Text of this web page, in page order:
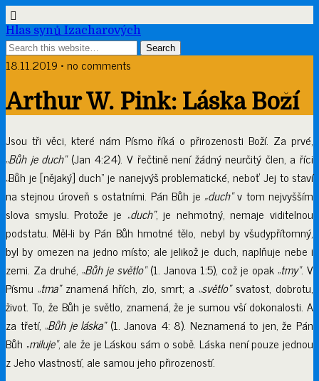
Hlas synů Izacharových
18.11.2019 • no comments
Arthur W. Pink: Láska Boží
Jsou tři věci, které nám Písmo říká o přirozenosti Boží. Za prvé,
„Bůh je duch“(Jan 4:24). V řečtině není žádný neurčitý člen, a říci
„Bůh je [nějaký] duch“ je nanejvýš problematické, neboť Jej to staví
na stejnou úroveň s ostatními. Pán Bůh je „duch“v tom nejvyšším
slova smyslu. Protože je „duch“, je nehmotný, nemaje viditelnou
podstatu. Měl-li by Pán Bůh hmotné tělo, nebyl by všudypřítomný,
byl by omezen na jedno místo; ale jelikož je duch, naplňuje nebe i
zemi. Za druhé, „Bůh je světlo“(1. Janova 1:5), což je opak „tmy“. V
Písmu „tma“znamená hřích, zlo, smrt; a „světlo“svatost, dobrotu,
život. To, že Bůh je světlo, znamená, že je sumou vší dokonalosti. A
za třetí, „Bůh je láska“(1. Janova 4: 8). Neznamená to jen, že Pán
Bůh „miluje“, ale že je Láskou sám o sobě. Láska není pouze jednou
z Jeho vlastností, ale samou jeho přirozeností.